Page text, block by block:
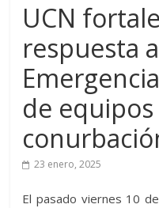
UCN
respuesta
de
23 enero, 2025
El pasado viernes 10